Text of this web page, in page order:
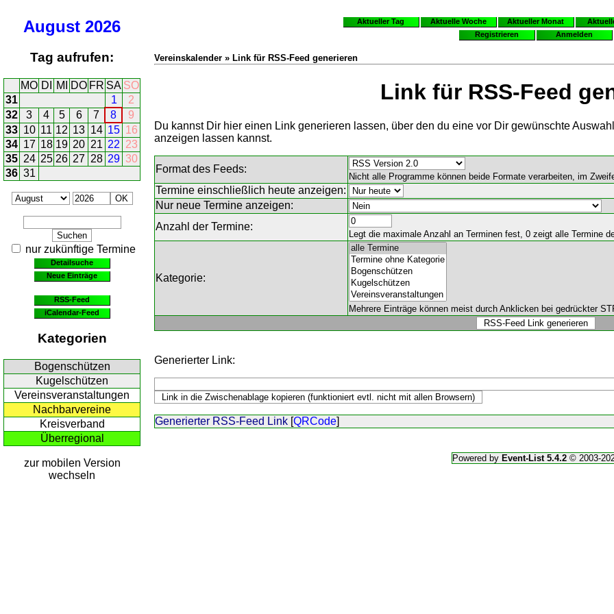
August 2026
Tag aufrufen:
MO DI MI DO FR SA SO
31
1
2
32
3 4 5 6 7 8
9
33 10 11 12 13 14 15 16
34 17 18 19 20 21 22 23
35 24 25 26 27 28 29 30
36 31
nur zukünftige Termine
Detailsuche
Neue Einträge
RSS-Feed
iCalendar-Feed
Kategorien
Bogenschützen
Kugelschützen
Vereinsveranstaltungen
Nachbarvereine
Kreisverband
Überregional
zur mobilen Version
wechseln
Aktueller Tag Aktuelle Woche Aktueller Monat
Registrieren
Anmelden
Vereinskalender » Link für RSS-Feed generieren
Link für RSS-Feed
Du kannst Dir hier einen Link generieren lassen, über den du eine vor Dir gewünschte
anzeigen lassen kannst.
Format des Feeds:
Nicht alle Programme können beide Formate verarbeiten, im
Termine einschließlich heute anzeigen:
Nur neue Termine anzeigen:
Anzahl der Termine:
Legt die maximale Anzahl an Terminen fest, 0 zeigt alle Termine
Kategorie:
Mehrere Einträge können meist durch Anklicken bei gedrückter
Generierter Link:
Generierter RSS-Feed Link [QRCode]
Powered by Event-List 5.4.2© 2003-